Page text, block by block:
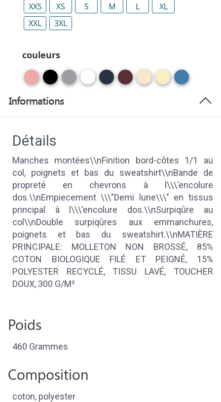
XXS XS S M L
XL
XXL
3XL
couleurs
Informations
Détails
Manches montées\\nFinition bord-côtes 1/1 au
col, poignets et bas du sweatshirt\\nBande de
propreté en chevrons à l\\\'encolure
dos.\\nEmpiecement \\\"Demi lune\\\" en tissus
principal à l\\\'encolure dos.\\nSurpiqûre au
col\\nDouble surpiqûres aux emmanchures,
poignets et bas du sweatshirt.\\nMATIÈRE
PRINCIPALE: MOLLETON NON BROSSÉ, 85%
COTON BIOLOGIQUE FILÉ ET PEIGNÉ, 15%
POLYESTER RECYCLÉ, TISSU LAVÉ, TOUCHER
DOUX, 300 G/M²
Poids
460 Grammes
Composition
coton, polyester